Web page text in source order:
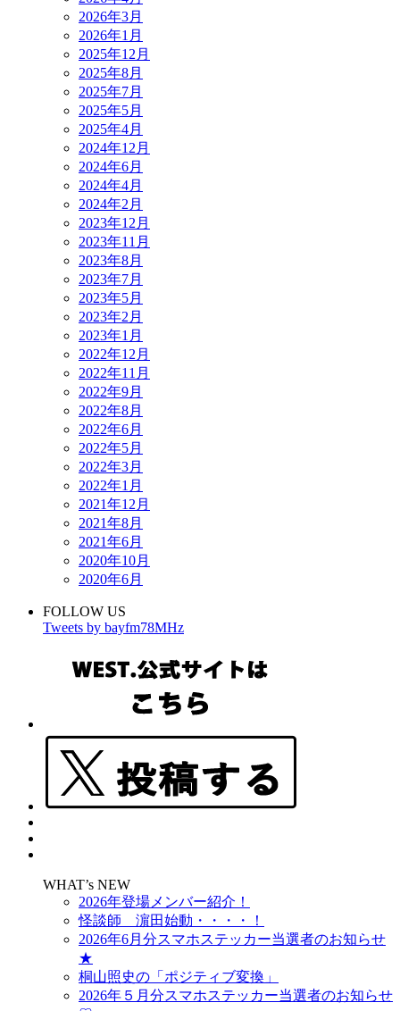
2026年3月
2026年1月
2025年12月
2025年8月
2025年7月
2025年5月
2025年4月
2024年12月
2024年6月
2024年4月
2024年2月
2023年12月
2023年11月
2023年8月
2023年7月
2023年5月
2023年2月
2023年1月
2022年12月
2022年11月
2022年9月
2022年8月
2022年6月
2022年5月
2022年3月
2022年1月
2021年12月
2021年8月
2021年6月
2020年10月
2020年6月
FOLLOW US
Tweets by bayfm78MHz
WHAT’s NEW
2026年登場メンバー紹介！
怪談師 濵田始動・・・・！
2026年6月分スマホステッカー当選者のお知らせ
★
桐山照史の「ポジティブ変換」
2026年５月分スマホステッカー当選者のお知らせ